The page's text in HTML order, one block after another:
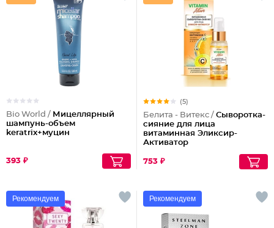
Bio World / Мицеллярный
шампунь-объем
keratrix+муцин
393 ₽
(5)
Белита - Витекс / Сыворотка-
сияние для лица
витаминная Эликсир-
Активатор
753 ₽
Рекомендуем Рекомендуем